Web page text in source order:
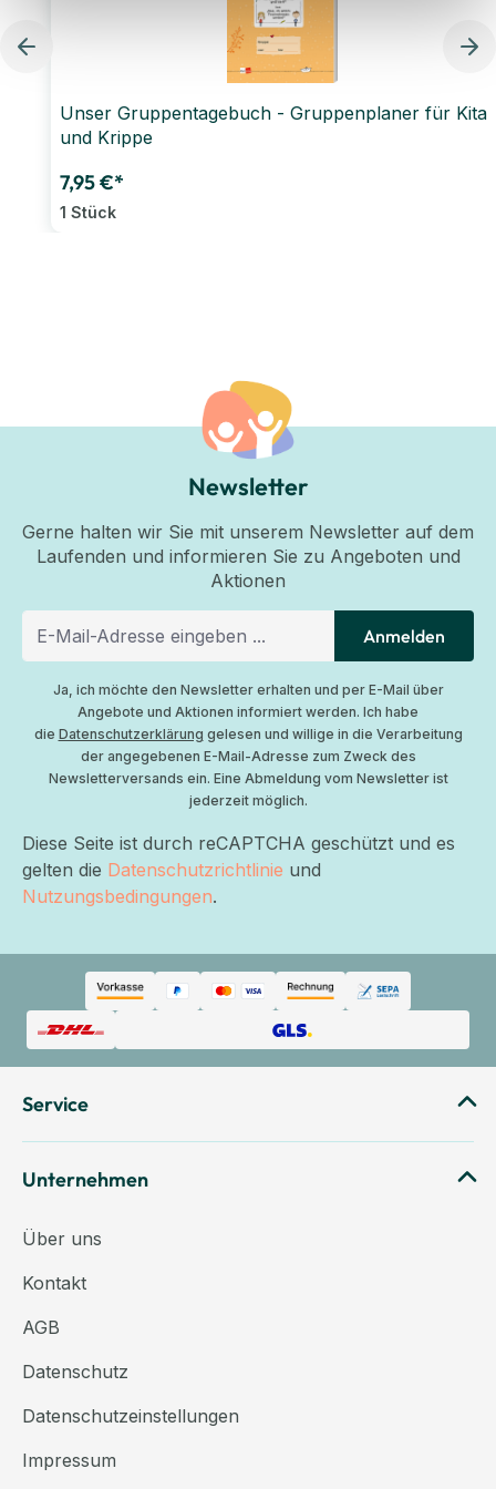
Unser Gruppentagebuch - Gruppenplaner für Kita
und Krippe
7,95 €*
1 Stück
Newsletter
Gerne halten wir Sie mit unserem Newsletter auf dem
Laufenden und informieren Sie zu Angeboten und
Aktionen
Anmelden
Ja, ich möchte den Newsletter erhalten und per E-Mail über
Angebote und Aktionen informiert werden. Ich habe
die Datenschutzerklärung gelesen und willige in die Verarbeitung
der angegebenen E-Mail-Adresse zum Zweck des
Newsletterversands ein. Eine Abmeldung vom Newsletter ist
jederzeit möglich.
Diese Seite ist durch reCAPTCHA geschützt und es
gelten die Datenschutzrichtlinie und
Nutzungsbedingungen.
Service
Unternehmen
Über uns
Kontakt
AGB
Datenschutz
Datenschutzeinstellungen
Impressum